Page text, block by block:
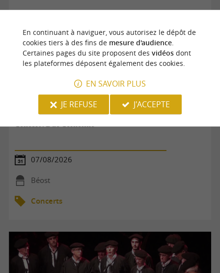
Concert : Duo Corneline
07/08/2026
Béost
Concerts
En continuant à naviguer, vous autorisez le dépôt de
cookies tiers à des fins de mesure d'audience.
Certaines pages du site proposent des vidéosdont
les plateformes déposent également des cookies.
EN SAVOIR PLUS
JE REFUSE
J'ACCEPTE